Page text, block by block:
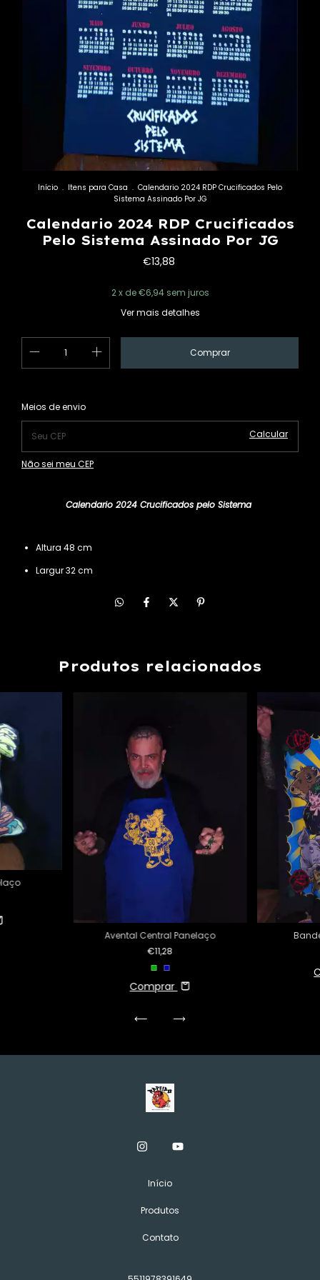
Início . Itens para Casa . Calendario 2024 RDP Crucificados Pelo
Sistema Assinado Por JG
Calendario 2024 RDP Crucificados
Pelo Sistema Assinado Por JG
€13,88
2 x de€6,94 sem juros
Ver mais detalhes
Entregas para o CEP:
Meios de envio
Calcular
Não sei meu CEP
Calendario 2024 Crucificados pelo Sistema
Altura 48 cm
Largur 32 cm
Produtos relacionados
Avental Central Panelaço
€11,28
Comprar
Início
Produtos
Contato